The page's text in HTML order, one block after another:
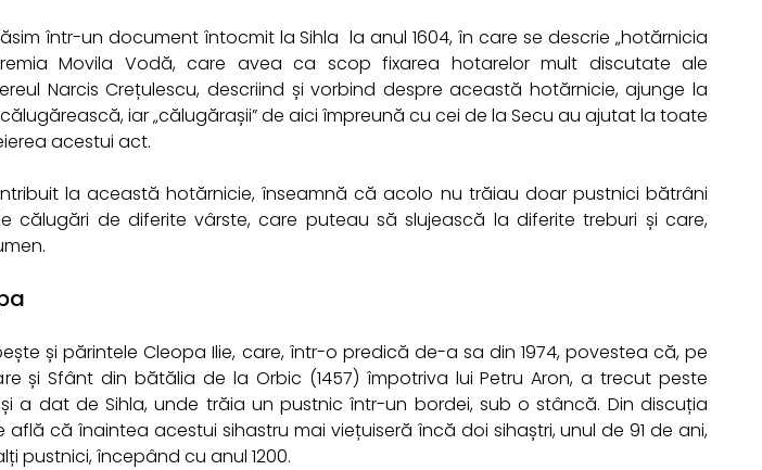
într-un document întocmit la Sihla la anul 1604, în care se descrie „hotărnicia
Movila Vodă, care avea ca scop fixarea hotarelor mult discutate ale
Narcis Crețulescu, descriind și vorbind despre această hotărnicie, ajunge la
iar „călugărașii” de aici împreună cu cei de la Secu au ajutat la toate
acestui act.
la această hotărnicie, înseamnă că acolo nu trăiau doar pustnici bătrâni
călugări de diferite vârste, care puteau să slujească la diferite treburi și care,
și părintele Cleopa Ilie, care, într-o predică de-a sa din 1974, povestea că, pe
și Sfânt din bătălia de la Orbic (1457) împotriva lui Petru Aron, a trecut peste
a dat de Sihla, unde trăia un pustnic într-un bordei, sub o stâncă. Din discuția
că înaintea acestui sihastru mai viețuiseră încă doi sihaștri, unul de 91 de ani,
pustnici, începând cu anul 1200.